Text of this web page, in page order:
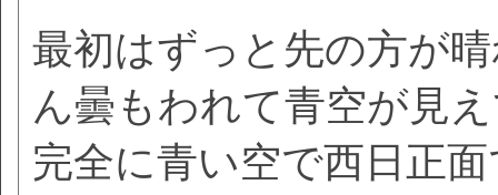
最初はずっと先の方が
ん曇もわれて青空が見
完全に青い空で西日正